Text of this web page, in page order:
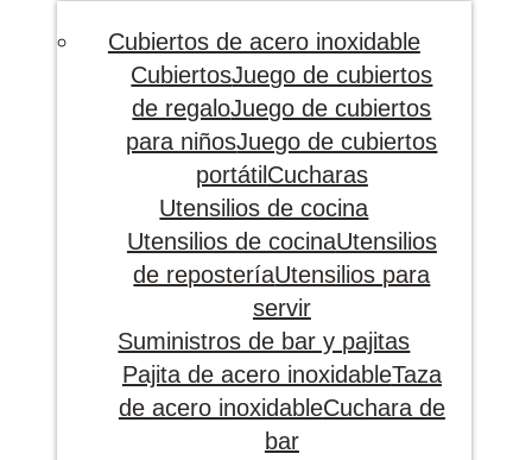
Cubiertos de acero inoxidable
CubiertosJuego de cubiertos
de regaloJuego de cubiertos
para niñosJuego de cubiertos
portátil Cucharas
Utensilios de cocina
Utensilios de cocinaUtensilios
de reposteríaUtensilios para
servir
Suministros de bar y pajitas
Pajita de acero inoxidableTaza
de acero inoxidableCuchara de
bar